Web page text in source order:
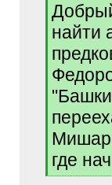
найти
где
[